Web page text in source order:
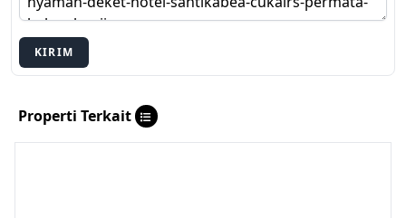
KIRIM
Properti Terkait